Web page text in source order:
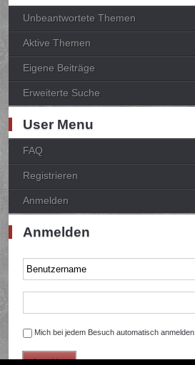
Unbeantwortete Themen
Aktive Themen
Eigene Beiträge
Erweiterte Suche
User Menu
FAQ
Registrieren
Anmelden
Anmelden
Mich bei jedem Besuch automatisch anmelden